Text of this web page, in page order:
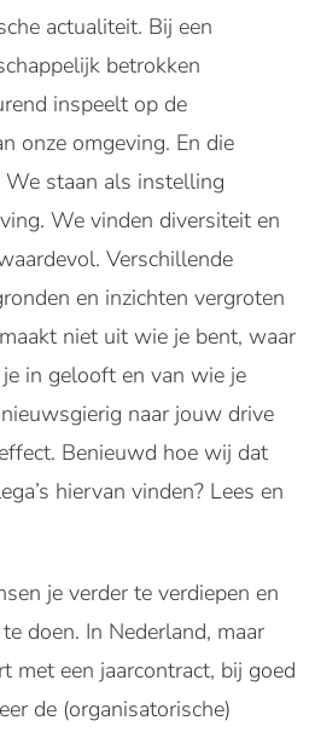
actualiteit. Bij een
betrokken
inspeelt op de
onze omgeving. En die
staan als instelling
We vinden diversiteit en
Verschillende
en inzichten vergroten
niet uit wie je bent, waar
in gelooft en van wie je
naar jouw drive
Benieuwd hoe wij dat
hiervan vinden? Lees en
je verder te verdiepen en
doen. In Nederland, maar
met een jaarcontract, bij goed
de (organisatorische)